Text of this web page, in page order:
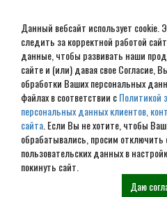
Данный вебсайт использует cookie.
следить за корректной работой
данные, чтобы развивать наши
сайте и (или) давая свое Согласие,
обработки Ваших персональных
файлах в соответствии сПолитикой
персональных данных клиентов,
сайта . Если Вы не хотите, чтобы
обрабатывались, просим отключить
пользовательских данных в
покинуть сайт.
Даю
Дом из
Урене
Наши проекты